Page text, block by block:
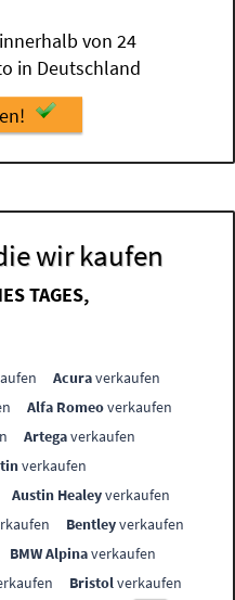
von 24
in Deutschland
wir kaufen
TAGES,
Acuraverkaufen
Alfa Romeoverkaufen
Artegaverkaufen
verkaufen
Austin Healeyverkaufen
Bentleyverkaufen
BMW Alpinaverkaufen
Bristolverkaufen